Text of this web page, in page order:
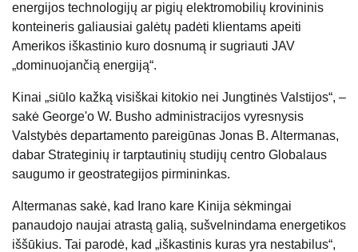
energijos technologijų ar pigių elektromobilių krovininis
konteineris galiausiai galėtų padėti klientams apeiti
Amerikos iškastinio kuro dosnumą ir sugriauti JAV
„dominuojančią energiją“.
Kinai „siūlo kažką visiškai kitokio nei Jungtinės Valstijos“, –
sakė George'o W. Busho administracijos vyresnysis
Valstybės departamento pareigūnas Jonas B. Altermanas,
dabar Strateginių ir tarptautinių studijų centro Globalaus
saugumo ir geostrategijos pirmininkas.
Altermanas sakė, kad Irano kare Kinija sėkmingai
panaudojo naujai atrastą galią, sušvelnindama energetikos
iššūkius. Tai parodė, kad „iškastinis kuras yra nestabilus“,